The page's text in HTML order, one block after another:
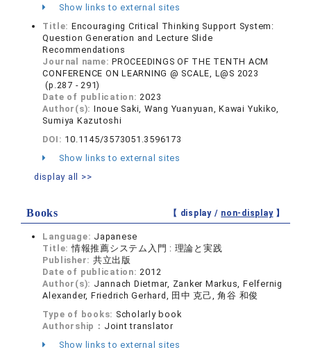
Show links to external sites
Title: Encouraging Critical Thinking Support System:
Question Generation and Lecture Slide
Recommendations
Journal name:PROCEEDINGS OF THE TENTH ACM
CONFERENCE ON LEARNING @ SCALE, L@S 2023
(p.287 - 291)
Date of publication:2023
Author(s): Inoue Saki, Wang Yuanyuan, Kawai Yukiko,
Sumiya Kazutoshi
DOI: 10.1145/3573051.3596173
Show links to external sites
display all >>
Books 【 display / non-display】
Language: Japanese
Title:情報推薦システム入門 : 理論と実践
Publisher: 共立出版
Date of publication:2012
Author(s): Jannach Dietmar, Zanker Markus, Felfernig
Alexander, Friedrich Gerhard, 田中 克己, 角谷 和俊
Type of books: Scholarly book
Authorship： Joint translator
Show links to external sites